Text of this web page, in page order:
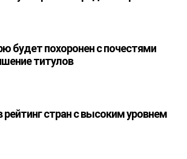
будет похоронен с почестями
титулов
рейтинг стран с высоким уровнем